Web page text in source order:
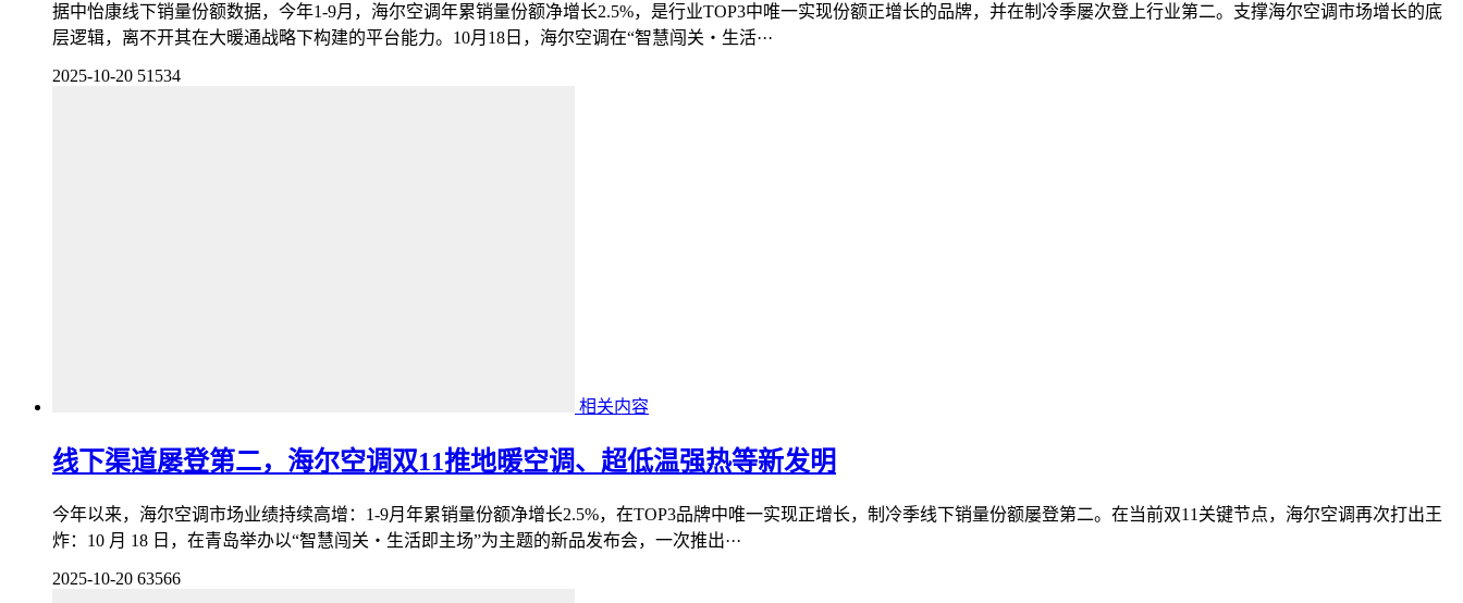
据中怡康线下销量份额数据，今年1-9月，海尔空调年累销量份额净增长2.5%，是行业TOP3中唯一实现份额正增长的品牌，并在制冷季屡次登上行业第二。支撑海尔空调市场增长的底
层逻辑，离不开其在大暖通战略下构建的平台能力。10月18日，海尔空调在“智慧闯关・生活···
2025-10-20 51534
相关内容
线下渠道屡登第二，海尔空调双11推地暖空调、超低温强热等新发明
今年以来，海尔空调市场业绩持续高增：1-9月年累销量份额净增长2.5%，在TOP3品牌中唯一实现正增长，制冷季线下销量份额屡登第二。在当前双11关键节点，海尔空调再次打出王
炸：10 月 18 日，在青岛举办以“智慧闯关・生活即主场”为主题的新品发布会，一次推出···
2025-10-20 63566